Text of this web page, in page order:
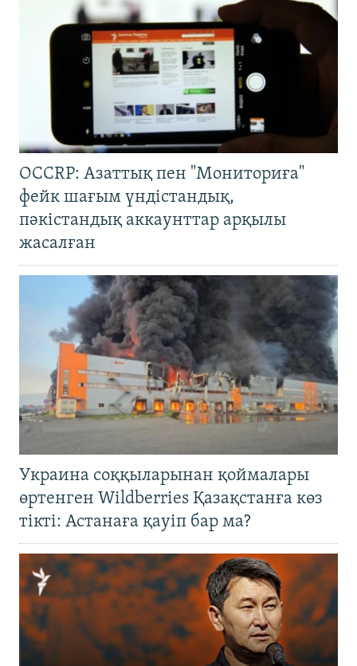
OCCRP: Азаттық пен "Мониториға"
фейк шағым үндістандық,
пәкістандық аккаунттар арқылы
жасалған
Украина соққыларынан қоймалары
өртенген Wildberries Қазақстанға көз
тікті: Астанаға қауіп бар ма?